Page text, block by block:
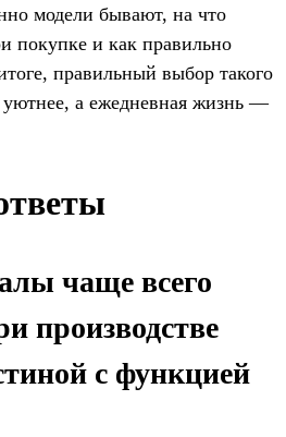
модели бывают, на что
покупке и как правильно
правильный выбор такого
уютнее, а ежедневная жизнь —
чаще всего
производстве
с функцией